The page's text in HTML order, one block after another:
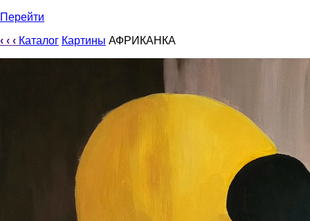
Перейти
‹ ‹ ‹ Каталог Картины АФРИКАНКА